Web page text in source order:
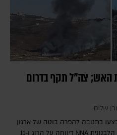
האש; צה"ל תקף בדרום
שלום
בתגובה להפרה בוטה של ארגון
הטרור חיזבאללה". סוכנות הידיעות הלבנונית NNA דיווחה על הרוג ו-11